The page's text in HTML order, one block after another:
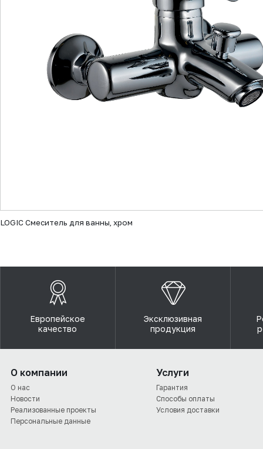
LOGIC Смеситель для ванны, хром
Европейское
качество
Эксклюзивная
продукция
О компании
О нас
Новости
Реализованные проекты
Персональные данные
Услуги
Гарантия
Способы оплаты
Условия доставки